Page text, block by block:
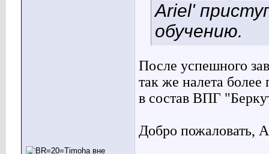
Ariel'
обучению.
После успешного
так же налета
в состав ВПГ
Добро пожаловать,